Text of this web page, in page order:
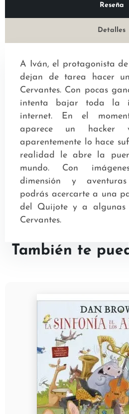
Reseña
Detalles
A Iván, el protagonista
dejan de tarea hacer
Cervantes. Con pocas
intenta bajar toda la
internet. En el
aparece un hacker
aparentemente lo hace
realidad le abre la
mundo. Con
dimensión y aventuras
podrás acercarte a una
del Quijote y a algunas
Cervantes.
También te